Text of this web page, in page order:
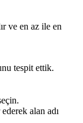
ve en az ile en
tespit ettik.
alan adı